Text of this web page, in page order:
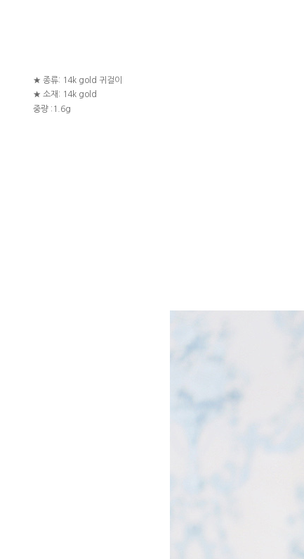
★ 종류: 14k gold 귀걸이
★ 소재: 14k gold
중량 :1.6g